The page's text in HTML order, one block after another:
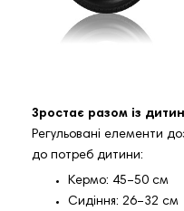
Зростає разом із
Регульовані елементи
до потреб дитини:
Кермо: 45–50 см
Сидіння: 26–32 см